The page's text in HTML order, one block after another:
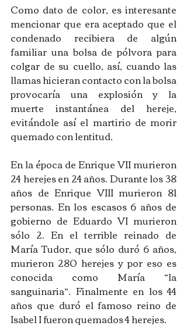
Como dato de color, es interesante
mencionar que era aceptado que el
condenado recibiera de algún
familiar una bolsa de pólvora para
colgar de su cuello, así, cuando las
llamas hicieran contacto con la bolsa
provocaría una explosión y la
muerte instantánea del hereje,
evitándole así el martirio de morir
quemado con lentitud.
En la época de Enrique VII murieron
24 herejes en 24 años. Durante los 38
años de Enrique VIII murieron 81
personas. En los escasos 6 años de
gobierno de Eduardo VI murieron
sólo 2. En el terrible reinado de
María Tudor, que sólo duró 6 años,
murieron 280 herejes y por eso es
conocida como María “la
sanguinaria”. Finalmente en los 44
años que duró el famoso reino de
Isabel I fueron quemados 4 herejes.